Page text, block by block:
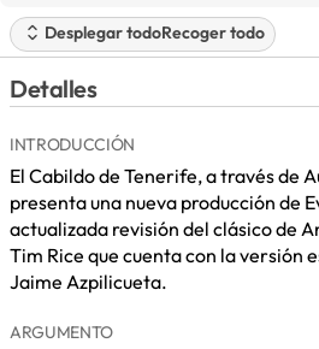
Desplegar todoRecoger todo
Detalles
INTRODUCCIÓN
El Cabildo de Tenerife, a través de
presenta una nueva producción de
actualizada revisión del clásico de
Tim Rice que cuenta con la versión
Jaime Azpilicueta.
ARGUMENTO